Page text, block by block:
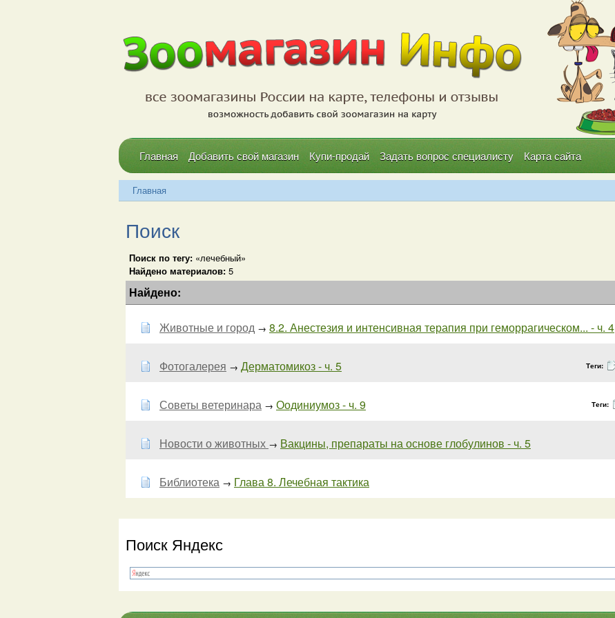
Главная Добавить свой магазин Купи-продай Задать вопрос специалисту Карта сайта
Главная
Поиск
Поиск по тегу: «лечебный»
Найдено материалов: 5
Найдено:
Животные и город → 8.2. Анестезия и интенсивная терапия при геморрагическом... - ч. 4
Фотогалерея → Дерматомикоз - ч. 5 Теги:
Советы ветеринара → Оодиниумоз - ч. 9 Теги:
Новости о животных → Вакцины, препараты на основе глобулинов - ч. 5
Библиотека → Глава 8. Лечебная тактика
Поиск Яндекс